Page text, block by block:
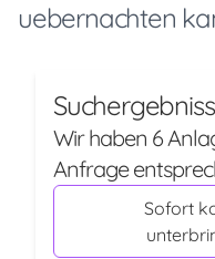
uebernachten
Wir haben 6
Anfrage
Sofort